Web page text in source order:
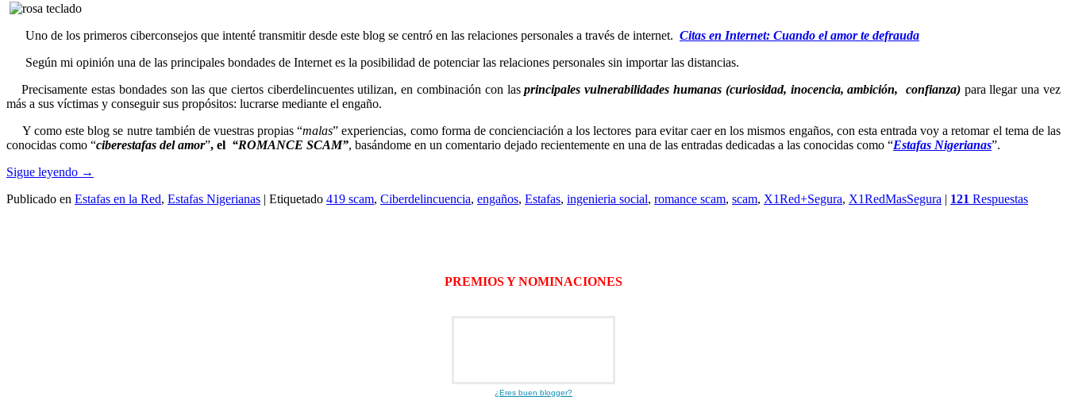
Uno de los primeros ciberconsejos que intenté transmitir desde este blog se centró en las relaciones personales a través de internet. Citas en Internet: Cuando el amor te defrauda
Según mi opinión una de las principales bondades de Internet es la posibilidad de potenciar las relaciones personales sin importar las distancias.
Precisamente estas bondades son las que ciertos ciberdelincuentes utilizan, en combinación con lasprincipales vulnerabilidades humanas (curiosidad, inocencia, ambición, confianza)para llegar una vez
más a sus víctimas y conseguir sus propósitos: lucrarse mediante el engaño.
Y como este blog se nutre también de vuestras propias “malas” experiencias, como forma de concienciación a los lectores para evitar caer en los mismos engaños, con esta entrada voy a retomar el tema de las
conocidas como “ciberestafas del amor”, el “ROMANCE SCAM”, basándome en un comentario dejado recientemente en una de las entradas dedicadas a las conocidas como “Estafas Nigerianas”.
Sigue leyendo →
Publicado en Estafas en la Red, Estafas Nigerianas | Etiquetado 419 scam, Ciberdelincuencia, engaños, Estafas, ingenieria social, romance scam, scam, X1Red+Segura, X1RedMasSegura | 121 Respuestas
PREMIOS Y NOMINACIONES
¿Eres buen blogger?